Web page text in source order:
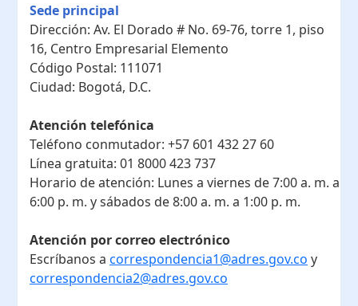
Sede principal
Dirección: Av. El Dorado # No. 69-76, torre 1, piso
16, Centro Empresarial Elemento
Código Postal: 111071
Ciudad: Bogotá, D.C.
Atención telefónica
Teléfono conmutador: +57 601 432 27 60
Línea gratuita: 01 8000 423 737
Horario de atención: Lunes a viernes de 7:00 a. m. a
6:00 p. m. y sábados de 8:00 a. m. a 1:00 p. m.
Atención por correo electrónico
Escríbanos a correspondencia1@adres.gov.co y
correspondencia2@adres.gov.co